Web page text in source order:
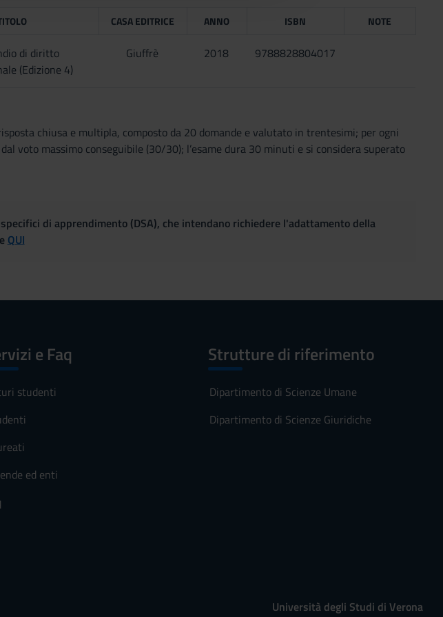
CASA EDITRICE ANNO ISBN NOTE
di diritto
(Edizione 4)
Giuffrè 2018 9788828804017
chiusa e multipla, composto da 20 domande e valutato in trentesimi; per ogni
voto massimo conseguibile (30/30); l’esame dura 30 minuti e si considera superato
di apprendimento (DSA), che intendano richiedere l'adattamento della
QUI
e Faq
studenti
ed enti
Strutture di riferimento
Dipartimento di Scienze Umane
Dipartimento di Scienze Giuridiche
Università degli Studi di Verona